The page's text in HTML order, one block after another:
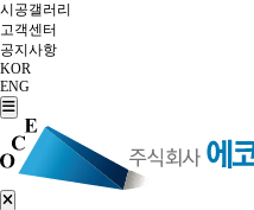
시공갤러리
고객센터
공지사항
KOR
ENG